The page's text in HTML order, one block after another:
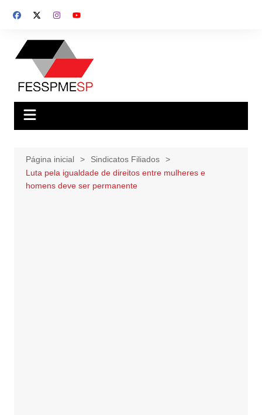
para
conteúdo
Página inicial
Sindicatos Filiados
Luta pela igualdade de direitos entre mulheres e
homens deve ser permanente